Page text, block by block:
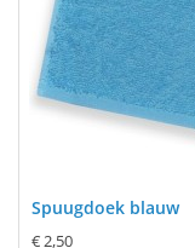
Spuugdoek blauw
€ 2,50